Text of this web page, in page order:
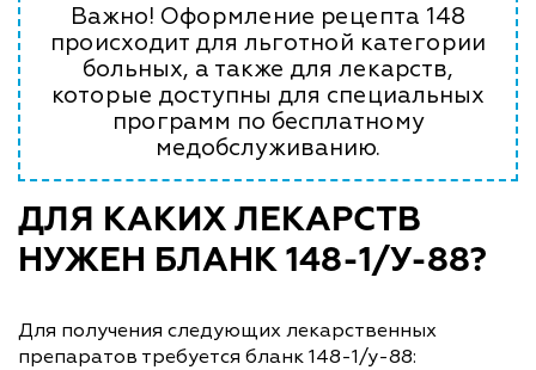
Важно! Оформление рецепта 148
происходит для льготной категории
больных, а также для лекарств,
которые доступны для специальных
программ по бесплатному
медобслуживанию.
ДЛЯ КАКИХ ЛЕКАРСТВ
НУЖЕН БЛАНК 148-1/У-88?
Для получения следующих лекарственных
препаратов требуется бланк 148-1/у-88: